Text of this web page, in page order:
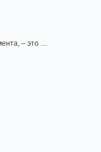
– это …